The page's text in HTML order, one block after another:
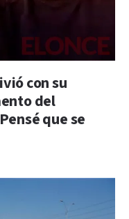
con su
del
que se